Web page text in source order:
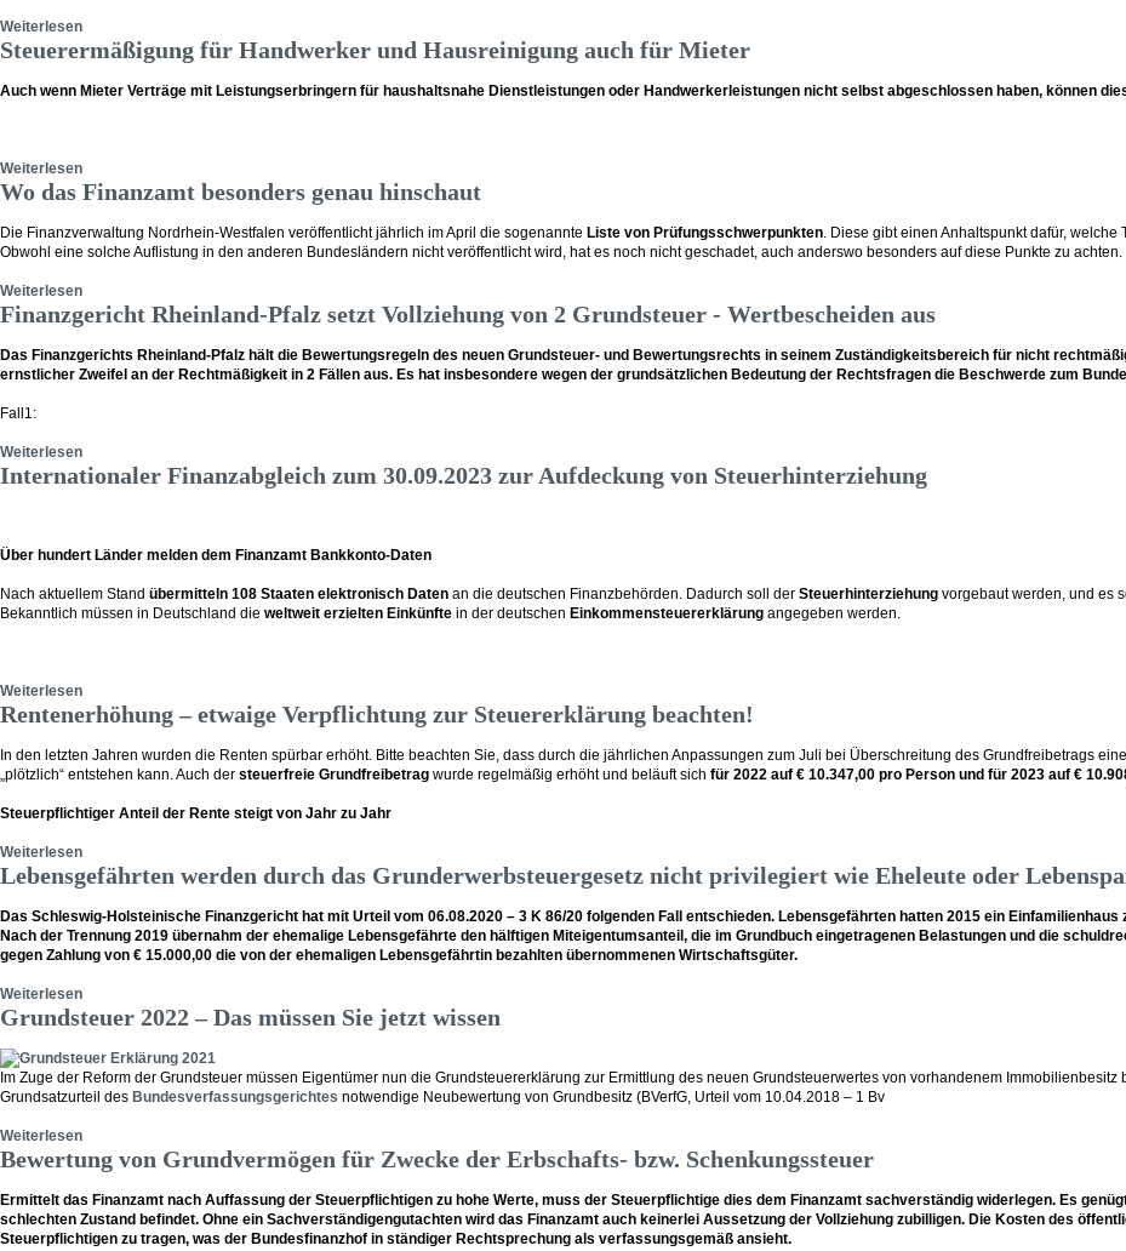
Weiterlesen
Steuerermäßigung für Handwerker und Hausreinigung auch für Mieter
Auch wenn Mieter Verträge mit Leistungserbringern für haushaltsnahe Dienstleistungen oder Handwerkerleistungen nicht selbst abgeschlossen haben, können
Weiterlesen
Wo das Finanzamt besonders genau hinschaut
Die Finanzverwaltung Nordrhein-Westfalen veröffentlicht jährlich im April die sogenannte Liste von Prüfungsschwerpunkten. Diese gibt einen Anhaltspunkt dafür,
Obwohl eine solche Auflistung in den anderen Bundesländern nicht veröffentlicht wird, hat es noch nicht geschadet, auch anderswo besonders auf diese Punkte zu achten.
Weiterlesen
Finanzgericht Rheinland-Pfalz setzt Vollziehung von 2 Grundsteuer - Wertbescheiden aus
Das Finanzgerichts Rheinland-Pfalz hält die Bewertungsregeln des neuen Grundsteuer- und Bewertungsrechts in seinem Zuständigkeitsbereich für nicht
ernstlicher Zweifel an der Rechtmäßigkeit in 2 Fällen aus. Es hat insbesondere wegen der grundsätzlichen Bedeutung der Rechtsfragen die Beschwerde zum
Fall1:
Weiterlesen
Internationaler Finanzabgleich zum 30.09.2023 zur Aufdeckung von Steuerhinterziehung
Über hundert Länder melden dem Finanzamt Bankkonto-Daten
Nach aktuellem Stand übermitteln 108 Staaten elektronisch Daten an die deutschen Finanzbehörden. Dadurch soll der Steuerhinterziehung vorgebaut werden, und es
Bekanntlich müssen in Deutschland die weltweit erzielten Einkünfte in der deutschen Einkommensteuererklärung angegeben werden.
Weiterlesen
Rentenerhöhung – etwaige Verpflichtung zur Steuererklärung beachten!
In den letzten Jahren wurden die Renten spürbar erhöht. Bitte beachten Sie, dass durch die jährlichen Anpassungen zum Juli bei Überschreitung des Grundfreibetrags eine
„plötzlich“ entstehen kann. Auch der steuerfreie Grundfreibetrag wurde regelmäßig erhöht und beläuft sich für 2022 auf € 10.347,00 pro Person und für 2023 auf €
Steuerpflichtiger Anteil der Rente steigt von Jahr zu Jahr
Weiterlesen
Lebensgefährten werden durch das Grunderwerbsteuergesetz nicht privilegiert wie Eheleute oder
Das Schleswig-Holsteinische Finanzgericht hat mit Urteil vom 06.08.2020 – 3 K 86/20 folgenden Fall entschieden. Lebensgefährten hatten 2015 ein
Nach der Trennung 2019 übernahm der ehemalige Lebensgefährte den hälftigen Miteigentumsanteil, die im Grundbuch eingetragenen Belastungen und die
gegen Zahlung von € 15.000,00 die von der ehemaligen Lebensgefährtin bezahlten übernommenen Wirtschaftsgüter.
Weiterlesen
Grundsteuer 2022 – Das müssen Sie jetzt wissen
Im Zuge der Reform der Grundsteuer müssen Eigentümer nun die Grundsteuererklärung zur Ermittlung des neuen Grundsteuerwertes von vorhandenem
Grundsatzurteil des Bundesverfassungsgerichtes notwendige Neubewertung von Grundbesitz (BVerfG, Urteil vom 10.04.2018 – 1 Bv
Weiterlesen
Bewertung von Grundvermögen für Zwecke der Erbschafts- bzw. Schenkungssteuer
Ermittelt das Finanzamt nach Auffassung der Steuerpflichtigen zu hohe Werte, muss der Steuerpflichtige dies dem Finanzamt sachverständig widerlegen. Es
schlechten Zustand befindet. Ohne ein Sachverständigengutachten wird das Finanzamt auch keinerlei Aussetzung der Vollziehung zubilligen. Die Kosten des
Steuerpflichtigen zu tragen, was der Bundesfinanzhof in ständiger Rechtsprechung als verfassungsgemäß ansieht.